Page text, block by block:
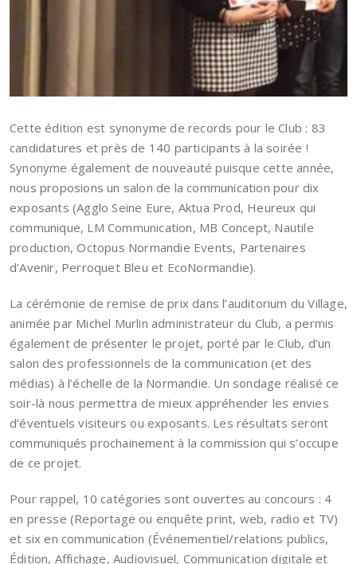
Cette édition est synonyme de records pour le Club : 83
candidatures et près de 140 participants à la soirée !
Synonyme également de nouveauté puisque cette année,
nous proposions un salon de la communication pour dix
exposants (Agglo Seine Eure, Aktua Prod, Heureux qui
communique, LM Communication, MB Concept, Nautile
production, Octopus Normandie Events, Partenaires
d’Avenir, Perroquet Bleu et EcoNormandie).
La cérémonie de remise de prix dans l’auditorium du Village,
animée par Michel Murlin administrateur du Club, a permis
également de présenter le projet, porté par le Club, d’un
salon des professionnels de la communication (et des
médias) à l’échelle de la Normandie. Un sondage réalisé ce
soir-là nous permettra de mieux appréhender les envies
d’éventuels visiteurs ou exposants. Les résultats seront
communiqués prochainement à la commission qui s’occupe
de ce projet.
Pour rappel, 10 catégories sont ouvertes au concours : 4
en presse (Reportage ou enquête print, web, radio et TV)
et six en communication (Événementiel/relations publics,
Édition, Affichage, Audiovisuel, Communication digitale et